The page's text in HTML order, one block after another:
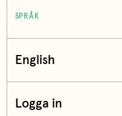
SPRÅK
English
Logga in